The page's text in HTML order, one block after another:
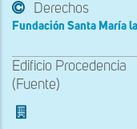
Derechos
Fundación Santa María
Edificio Procedencia
(Fuente)